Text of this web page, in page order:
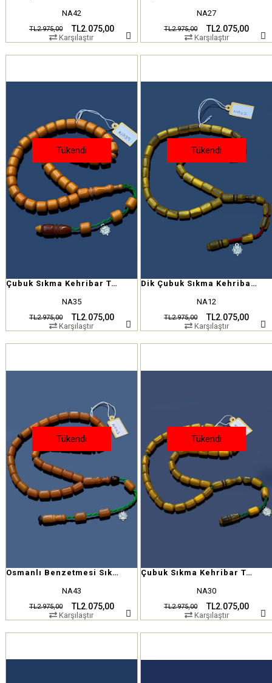
NA42
TL2.075,00
TL2.975,00
Karşılaştır
NA27
TL2.075,00
TL2.975,00
Karşılaştır
Tükendi
Çubuk Sıkma Kehribar Tesbih
NA35
TL2.075,00
TL2.975,00
Karşılaştır
Tükendi
Dik Çubuk Sıkma Kehribar Tesbih
NA12
TL2.075,00
TL2.975,00
Karşılaştır
Tükendi
Osmanlı Benzetmesi Sıkma Kehribar Tesbih
NA43
TL2.075,00
TL2.975,00
Karşılaştır
Tükendi
Çubuk Sıkma Kehribar Tesbih
NA30
TL2.075,00
TL2.975,00
Karşılaştır